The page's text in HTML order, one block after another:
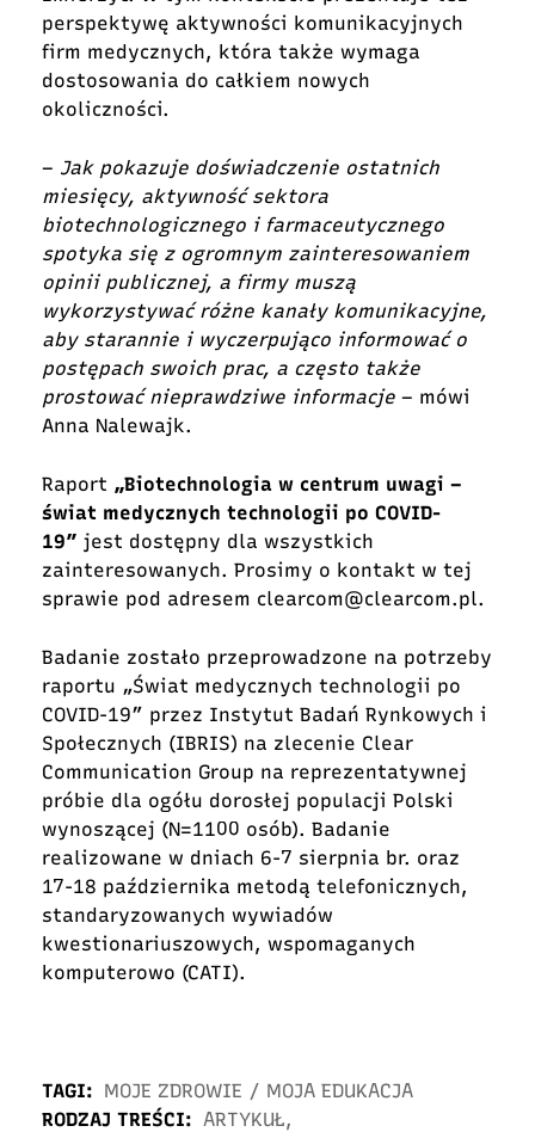
perspektywę aktywności komunikacyjnych
firm medycznych, która także wymaga
dostosowania do całkiem nowych
okoliczności.
– Jak pokazuje doświadczenie ostatnich
miesięcy, aktywność sektora
biotechnologicznego i farmaceutycznego
spotyka się z ogromnym zainteresowaniem
opinii publicznej, a firmy muszą
wykorzystywać różne kanały komunikacyjne,
aby starannie i wyczerpująco informować o
postępach swoich prac, a często także
prostować nieprawdziwe informacje – mówi
Anna Nalewajk.
Raport „Biotechnologia w centrum uwagi –
świat medycznych technologii po COVID-
19” jest dostępny dla wszystkich
zainteresowanych. Prosimy o kontakt w tej
sprawie pod adresem clearcom@clearcom.pl.
Badanie zostało przeprowadzone na potrzeby
raportu „Świat medycznych technologii po
COVID-19” przez Instytut Badań Rynkowych i
Społecznych (IBRIS) na zlecenie Clear
Communication Group na reprezentatywnej
próbie dla ogółu dorosłej populacji Polski
wynoszącej (N=1100 osób). Badanie
realizowane w dniach 6-7 sierpnia br. oraz
17-18 października metodą telefonicznych,
standaryzowanych wywiadów
kwestionariuszowych, wspomaganych
komputerowo (CATI).
TAGI: MOJE ZDROWIE / MOJA EDUKACJA
RODZAJ TREŚCI: ARTYKUŁ,